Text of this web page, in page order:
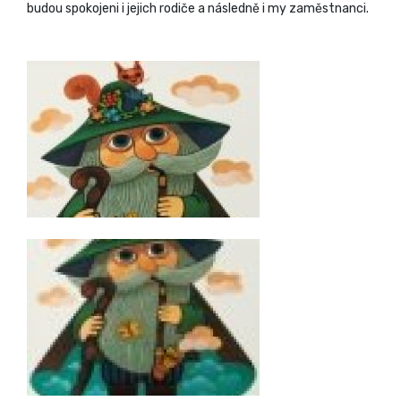
budou spokojeni i jejich rodiče a následně i my zaměstnanci.